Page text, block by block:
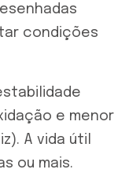
condições
e menor
A vida útil
ou mais.